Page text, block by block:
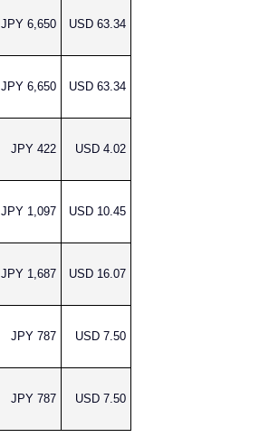
JPY 6,650 USD 63.34
JPY 6,650 USD 63.34
JPY 422 USD 4.02
JPY 1,097 USD 10.45
JPY 1,687 USD 16.07
JPY 787 USD 7.50
JPY 787 USD 7.50